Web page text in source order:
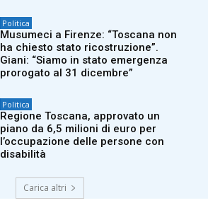
Politica
Musumeci a Firenze: “Toscana non
ha chiesto stato ricostruzione”.
Giani: “Siamo in stato emergenza
prorogato al 31 dicembre”
Politica
Regione Toscana, approvato un
piano da 6,5 milioni di euro per
l’occupazione delle persone con
disabilità
Carica altri